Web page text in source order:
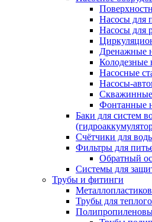
Насосы для
Насосы для
Дренажные
Колодезные
Насосные
Насосы-
Фонтанные
Баки для систем
Счётчики для
Фильтры для
Обратный
Системы для
Трубы и фитинги
Трубы для